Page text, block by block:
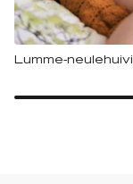
Lumme-neulehuivi